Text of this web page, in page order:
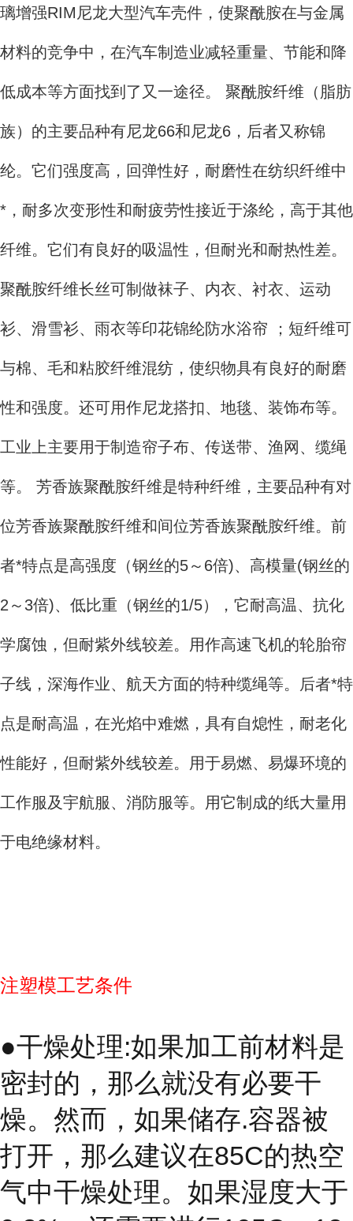
璃增强RIM尼龙大型汽车壳件，使聚酰胺在与金属
材料的竞争中，在汽车制造业减轻重量、节能和降
低成本等方面找到了又一途径。 聚酰胺纤维（脂肪
族）的主要品种有尼龙66和尼龙6，后者又称锦
纶。它们强度高，回弹性好，耐磨性在纺织纤维中
*，耐多次变形性和耐疲劳性接近于涤纶，高于其他
纤维。它们有良好的吸温性，但耐光和耐热性差。
聚酰胺纤维长丝可制做袜子、内衣、衬衣、运动
衫、滑雪衫、雨衣等印花锦纶防水浴帘 ；短纤维可
与棉、毛和粘胶纤维混纺，使织物具有良好的耐磨
性和强度。还可用作尼龙搭扣、地毯、装饰布等。
工业上主要用于制造帘子布、传送带、渔网、缆绳
等。 芳香族聚酰胺纤维是特种纤维，主要品种有对
位芳香族聚酰胺纤维和间位芳香族聚酰胺纤维。前
者*特点是高强度（钢丝的5～6倍)、高模量(钢丝的
2～3倍)、低比重（钢丝的1/5），它耐高温、抗化
学腐蚀，但耐紫外线较差。用作高速飞机的轮胎帘
子线，深海作业、航天方面的特种缆绳等。后者*特
点是耐高温，在光焰中难燃，具有自熄性，耐老化
性能好，但耐紫外线较差。用于易燃、易爆环境的
工作服及宇航服、消防服等。用它制成的纸大量用
于电绝缘材料。
注塑模工艺条件
●干燥处理:如果加工前材料是
密封的，那么就没有必要干
燥。然而，如果储存.容器被
打开，那么建议在85C的热空
气中干燥处理。如果湿度大于